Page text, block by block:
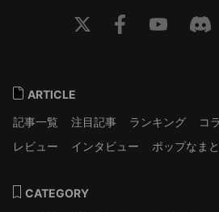
ARTICLE
記事一覧
注目記事 ランキング コ
レビュー
インタビュー ポップなま
CATEGORY